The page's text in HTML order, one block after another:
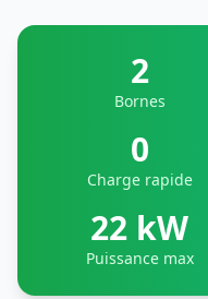
2
Bornes
0
Charge rapide
22 kW
Puissance max